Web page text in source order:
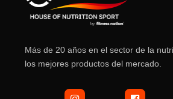
Más de 20 años en el sector de la
los mejores productos del mercado.